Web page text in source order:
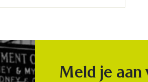
Meld je